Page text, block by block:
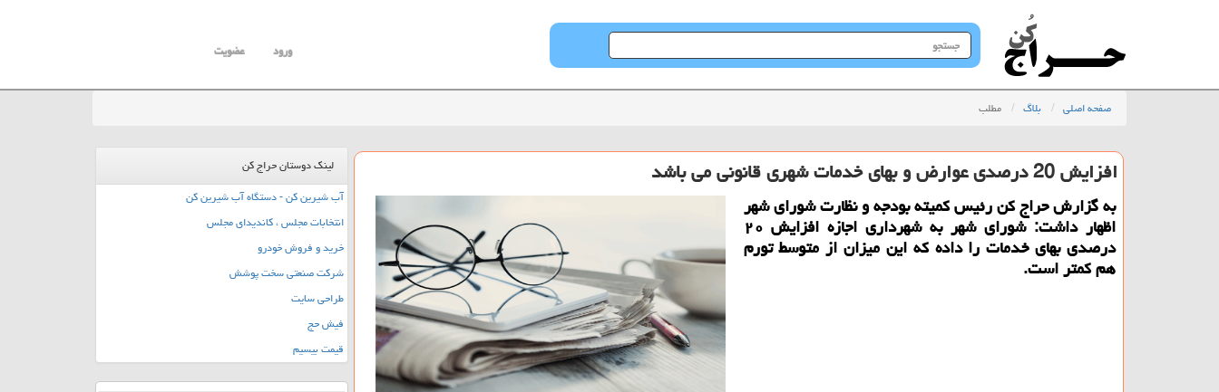
جستجو
در
ورود عضویت
صفحه اصلی بلاگ مطلب
افزایش 20 درصدی عوارض و بهای خدمات شهری قانونی می باشد
به گزارش حراج كن رئیس كمیته بودجه و نظارت شورای شهر
اظهار داشت: شورای شهر به شهرداری اجازه افزایش ۲۰
درصدی بهای خدمات را داده كه این میزان از متوسط تورم
هم كمتر است.
لینک دوستان حراج کن
آب شیرین کن - دستگاه آب شیرین کن
انتخابات مجلس ، کاندیدای مجلس
خرید و فروش خودرو
شرکت صنعتی سخت پوشش
طراحی سایت
فیش حج
قیمت بیسیم